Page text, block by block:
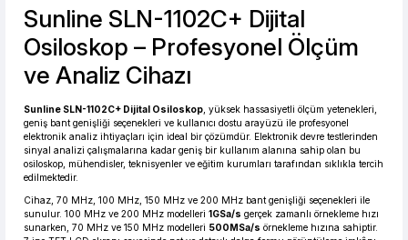
%2 İndirim Güvenilir Alışveriş
5.814,20 TL den başlayan taksitlerle! x 9
Sunline SLN-1102C+ Dijital
Osiloskop – Profesyonel Ölçüm
ve Analiz Cihazı
Sunline SLN-1102C+ Dijital Osiloskop , yüksek hassasiyetli ölçüm yetenekleri,
geniş bant genişliği seçenekleri ve kullanıcı dostu arayüzü ile profesyonel
elektronik analiz ihtiyaçları için ideal bir çözümdür. Elektronik devre testlerinden
sinyal analizi çalışmalarına kadar geniş bir kullanım alanına sahip olan bu
osiloskop, mühendisler, teknisyenler ve eğitim kurumları tarafından sıklıkla tercih
edilmektedir.
Cihaz, 70 MHz, 100 MHz, 150 MHz ve 200 MHz bant genişliği seçenekleri ile
sunulur. 100 MHz ve 200 MHz modelleri 1GSa/s gerçek zamanlı örnekleme hızı
sunarken, 70 MHz ve 150 MHz modelleri 500MSa/s örnekleme hızına sahiptir.